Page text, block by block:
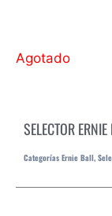
Agotado
SELECTOR
Categorías Ernie Ball,